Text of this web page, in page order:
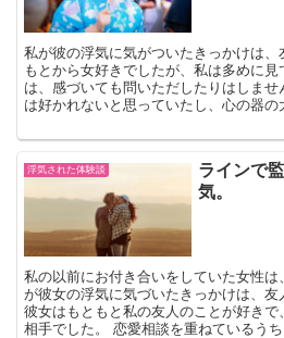
私が彼の浮気に気がついたきっかけは、
もとから女好きでしたが、私は多めに
は、感づいても問いただしたりはしま
は好かれないと思っていたし、心の器の
浮気された体験談
ラインで
気。
私の以前にお付き合いをしていた女性
が彼女の浮気に気づいたきっかけは、友
彼女はもともと私の友人のことが好き
相手でした。 恋愛相談を重ねているうち